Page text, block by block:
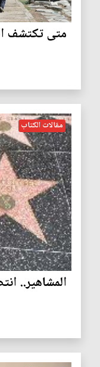
متى تكتشف
مقالات الكتاب
المشاهير..